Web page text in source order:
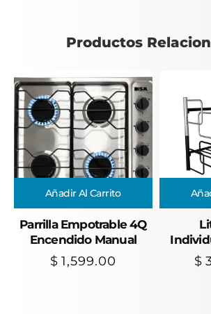
Productos
Añadir Al Carrito
Parrilla Empotrable 4Q
Encendido Manual
$ 1,599.00 $